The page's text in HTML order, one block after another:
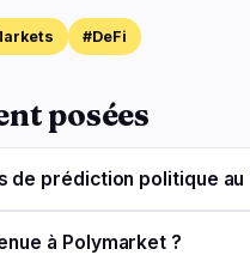
#DeFi
posées
de prédiction politique
à Polymarket ?